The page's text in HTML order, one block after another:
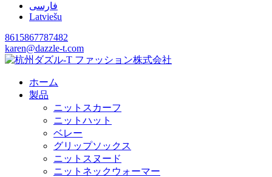
فارسی
Latviešu
8615867787482
karen@dazzle-t.com
ホーム
製品
ニットスカーフ
ニットハット
ベレー
グリップソックス
ニットスヌード
ニットネックウォーマー